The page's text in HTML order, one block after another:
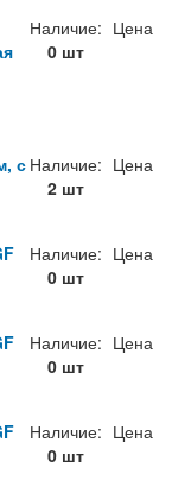
Наличие:
0 шт
Цена
с Наличие:
2 шт
Цена
Наличие:
0 шт
Цена
Наличие:
0 шт
Цена
Наличие:
0 шт
Цена